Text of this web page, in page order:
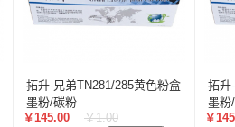
拓升-兄弟TN281/285黄色粉盒
墨粉/碳粉
￥145.00
￥1.00
拓升
墨粉
￥